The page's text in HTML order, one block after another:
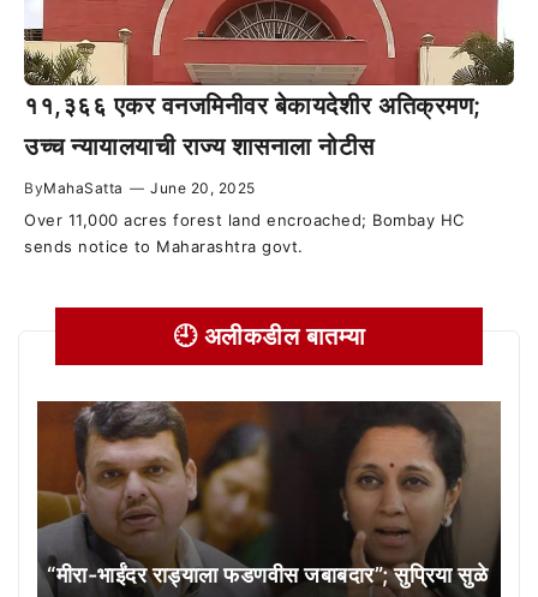
११,३६६ एकर वनजमिनीवर बेकायदेशीर अतिक्रमण;
उच्च न्यायालयाची राज्य शासनाला नोटीस
ByMahaSatta — June 20, 2025
Over 11,000 acres forest land encroached; Bombay HC
sends notice to Maharashtra govt.
🕘 अलीकडील बातम्या
“मीरा-भाईंदर राड्याला फडणवीस जबाबदार”; सुप्रिया सुळे